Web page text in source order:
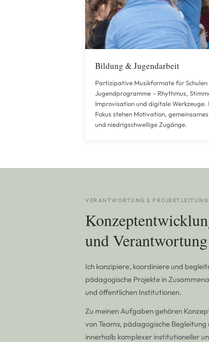
Bildung & Jugendarbeit
Partizipative Musikformate für Schulen
Jugendprogramme – Rhythmus,
Improvisation und digitale Werkzeuge.
Fokus stehen Motivation,
und niedrigschwellige Zugänge.
VERANTWORTUNG & PROJEKTLEITUNG
und Verantwortung
Ich konzipiere, koordiniere und
pädagogische Projekte in
und öffentlichen Institutionen.
Zu meinen Aufgaben gehören
von Teams, pädagogische
innerhalb komplexer institutioneller